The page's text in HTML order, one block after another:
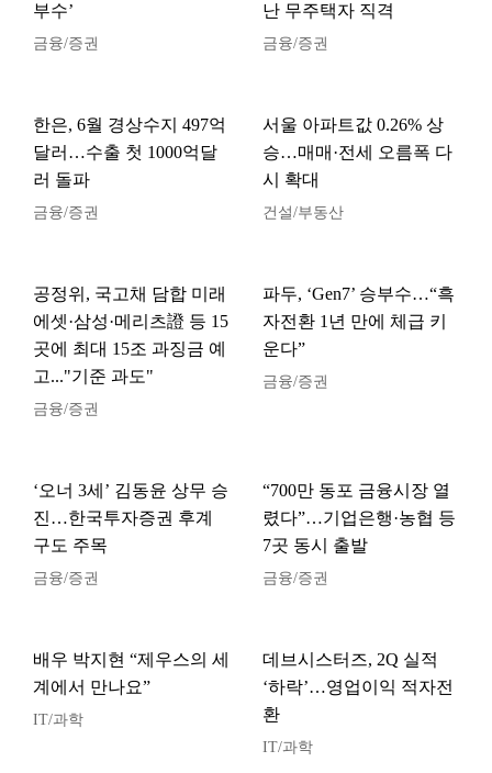
부수’
금융/증권
난 무주택자 직격
금융/증권
한은, 6월 경상수지 497억
달러…수출 첫 1000억달
러 돌파
금융/증권
서울 아파트값 0.26% 상
승…매매·전세 오름폭 다
시 확대
건설/부동산
공정위, 국고채 담합 미래
에셋·삼성·메리츠證 등 15
곳에 최대 15조 과징금 예
고..."기준 과도"
금융/증권
파두, ‘Gen7’ 승부수…“흑
자전환 1년 만에 체급 키
운다”
금융/증권
‘오너 3세’ 김동윤 상무 승
진…한국투자증권 후계
구도 주목
금융/증권
“700만 동포 금융시장 열
렸다”…기업은행·농협 등
7곳 동시 출발
금융/증권
배우 박지현 “제우스의 세
계에서 만나요”
IT/과학
데브시스터즈, 2Q 실적
‘하락’…영업이익 적자전
환
IT/과학